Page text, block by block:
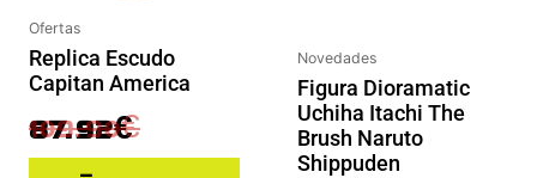
Ofertas
Replica Escudo
Capitan America
109.90€
87.92€
Novedades
Figura Dioramatic
Uchiha Itachi The
Brush Naruto
Shippuden